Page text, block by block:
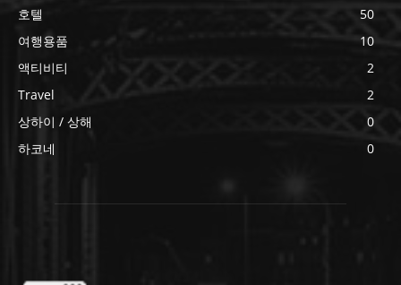
호텔
50
여행용품
10
액티비티
2
Travel
2
상하이 / 상해
0
하코네
0